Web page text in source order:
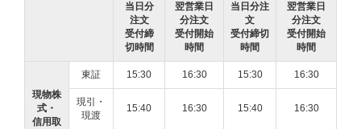
当日分
注文
受付締
切時間
翌営業日
分注文
受付開始
時間
当日分注
文
受付締切
時間
翌営業日
分注文
受付開始
時間
現物株
式・
信用取
東証 15:30 16:30 15:30 16:30
現引・
現渡
15:40 16:30 15:40 16:30